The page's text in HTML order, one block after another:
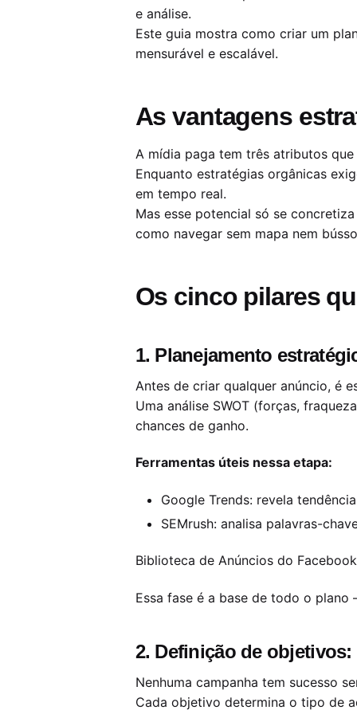
e análise.
Este guia mostra como criar um
mensurável e escalável.
As vantagens
A mídia paga tem três atributos
Enquanto estratégias orgânicas
em tempo real.
Mas esse potencial só se
como navegar sem mapa nem
Os cinco pilares
1. Planejamento
Antes de criar qualquer anúncio, é
Uma análise SWOT (forças,
chances de ganho.
Ferramentas úteis nessa etapa:
Google Trends: revela
SEMrush: analisa palavras-
Biblioteca de Anúncios do
Essa fase é a base de todo o
2. Definição de
Nenhuma campanha tem sucesso
Cada objetivo determina o tipo de